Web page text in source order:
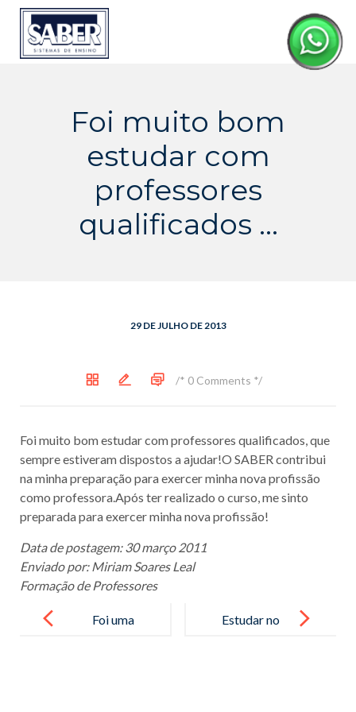
Skip
content
Foi muito bom
estudar com
professores
qualificados …
29 DE JULHO DE 2013
/* 0 Comments */
Foi muito bom estudar com professores qualificados, que
sempre estiveram dispostos a ajudar!O SABER contribui
na minha preparação para exercer minha nova profissão
como professora.Após ter realizado o curso, me sinto
preparada para exercer minha nova profissão!
Data de postagem: 30 março 2011
Enviado por: Miriam Soares Leal
Formação de Professores
navigation
Foi uma
Estudar no